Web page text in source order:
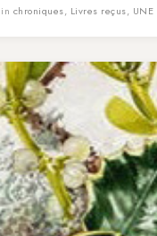
in chroniques, Livres reçus, UNE